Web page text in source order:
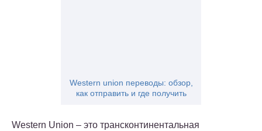
Western union переводы: обзор,
как отправить и где получить
Western Union – это трансконтинентальная